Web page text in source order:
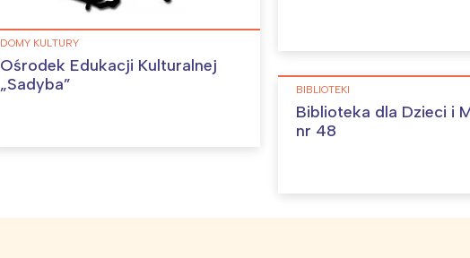
DOMY KULTURY
Ośrodek Edukacji Kulturalnej
„Sadyba”
BIBLIOTEKI
Biblioteka dla Dzieci i
nr 48